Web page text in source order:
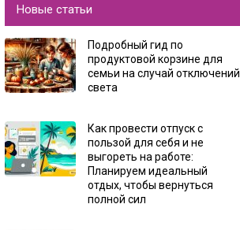
Новые статьи
Подробный гид по
продуктовой корзине для
семьи на случай отключений
света
Как провести отпуск с
пользой для себя и не
выгореть на работе:
Планируем идеальный
отдых, чтобы вернуться
полной сил